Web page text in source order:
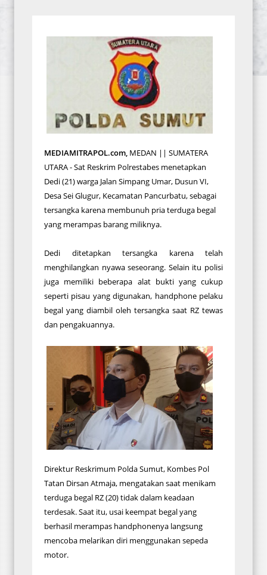
MEDIAMITRAPOL.com, MEDAN || SUMATERA
UTARA - Sat Reskrim Polrestabes menetapkan
Dedi (21) warga Jalan Simpang Umar, Dusun VI,
Desa Sei Glugur, Kecamatan Pancurbatu, sebagai
tersangka karena membunuh pria terduga begal
yang merampas barang miliknya.
Dedi ditetapkan tersangka karena telah
menghilangkan nyawa seseorang. Selain itu polisi
juga memiliki beberapa alat bukti yang cukup
seperti pisau yang digunakan, handphone pelaku
begal yang diambil oleh tersangka saat RZ tewas
dan pengakuannya.
Direktur Reskrimum Polda Sumut, Kombes Pol
Tatan Dirsan Atmaja, mengatakan saat menikam
terduga begal RZ (20) tidak dalam keadaan
terdesak. Saat itu, usai keempat begal yang
berhasil merampas handphonenya langsung
mencoba melarikan diri menggunakan sepeda
motor.